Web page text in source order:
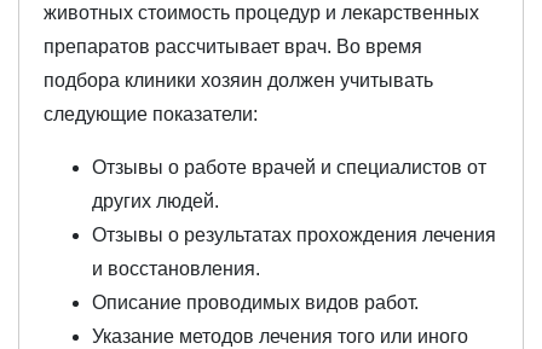
животных стоимость процедур и лекарственных
препаратов рассчитывает врач. Во время
подбора клиники хозяин должен учитывать
следующие показатели:
Отзывы о работе врачей и специалистов от
других людей.
Отзывы о результатах прохождения лечения
и восстановления.
Описание проводимых видов работ.
Указание методов лечения того или иного